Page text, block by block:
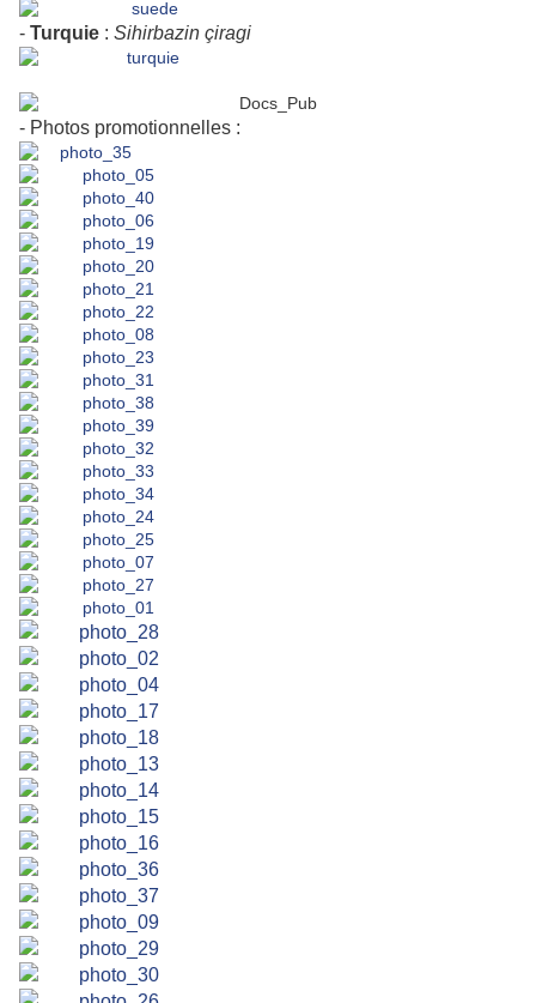
- Turquie : Sihirbazin çiragi
- Photos promotionnelles :